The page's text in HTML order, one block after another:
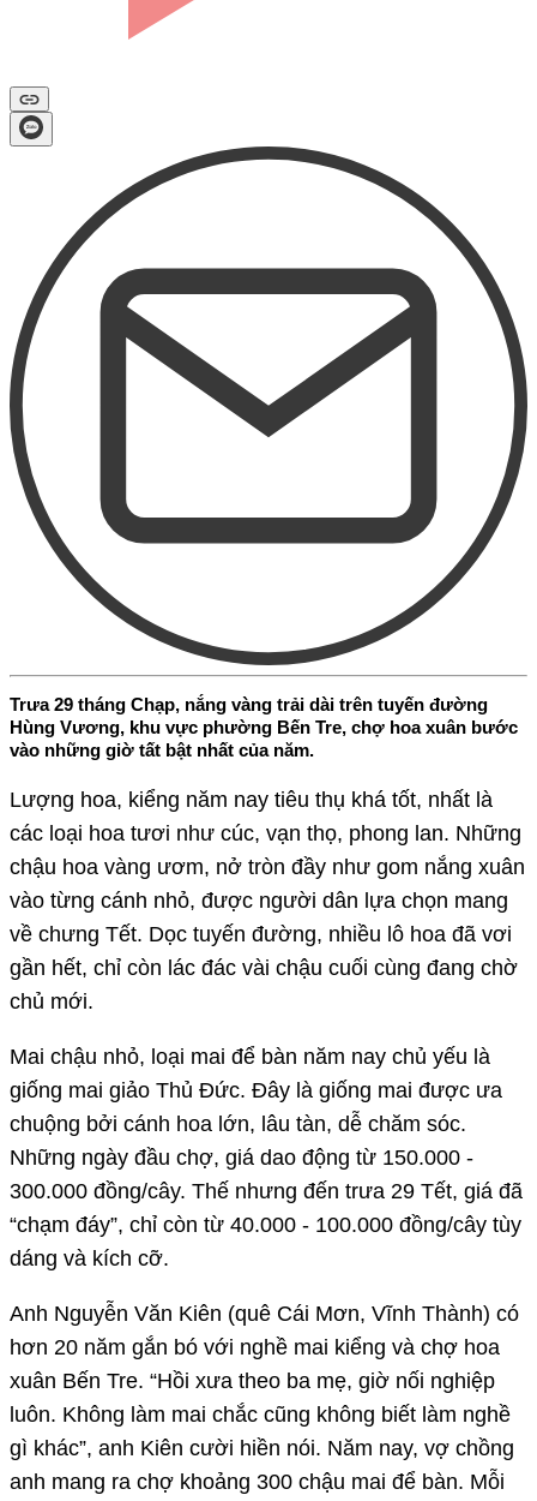
Trưa 29 tháng Chạp, nắng vàng trải dài trên tuyến đường
Hùng Vương, khu vực phường Bến Tre, chợ hoa xuân bước
vào những giờ tất bật nhất của năm.
Lượng hoa, kiểng năm nay tiêu thụ khá tốt, nhất là
các loại hoa tươi như cúc, vạn thọ, phong lan. Những
chậu hoa vàng ươm, nở tròn đầy như gom nắng xuân
vào từng cánh nhỏ, được người dân lựa chọn mang
về chưng Tết. Dọc tuyến đường, nhiều lô hoa đã vơi
gần hết, chỉ còn lác đác vài chậu cuối cùng đang chờ
chủ mới.
Mai chậu nhỏ, loại mai để bàn năm nay chủ yếu là
giống mai giảo Thủ Đức. Đây là giống mai được ưa
chuộng bởi cánh hoa lớn, lâu tàn, dễ chăm sóc.
Những ngày đầu chợ, giá dao động từ 150.000 -
300.000 đồng/cây. Thế nhưng đến trưa 29 Tết, giá đã
“chạm đáy”, chỉ còn từ 40.000 - 100.000 đồng/cây tùy
dáng và kích cỡ.
Anh Nguyễn Văn Kiên (quê Cái Mơn, Vĩnh Thành) có
hơn 20 năm gắn bó với nghề mai kiểng và chợ hoa
xuân Bến Tre. “Hồi xưa theo ba mẹ, giờ nối nghiệp
luôn. Không làm mai chắc cũng không biết làm nghề
gì khác”, anh Kiên cười hiền nói. Năm nay, vợ chồng
anh mang ra chợ khoảng 300 chậu mai để bàn. Mỗi